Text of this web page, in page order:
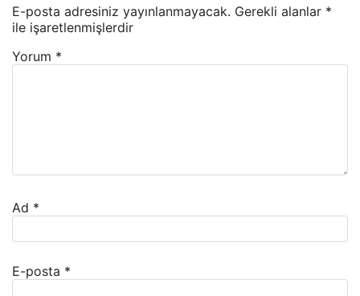
E-posta adresiniz yayınlanmayacak. Gerekli alanlar *
ile işaretlenmişlerdir
Yorum *
Ad *
E-posta *